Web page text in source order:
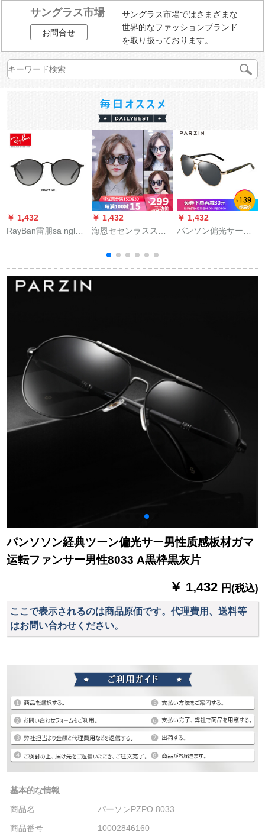
サングラス市場
お問合せ
サングラス市場ではさまざまな
世界的なファッションブランド
を取り扱っております。
￥ 1,432
RayBan雷朋sa nglas
N 153/11黒フーム灰
色のグラッドストー
￥ 1,432
海恩セセンラススの
复古偏光サ-ングリス
のネト赤い街で、メ
￥ 1,432
パンソン偏光サーグ
8012ゴンドリフレ
パンソソン経典ツーン偏光サー男性质感板材ガマ
运転ファンサー男性8033 A黒枠黒灰片
￥ 1,432 円(税込)
ここで表示されるのは商品原価です。代理費用、送料等
はお問い合わせください。
基本的な情報
商品名
パーソンPZPO 8033
商品番号
10002846160